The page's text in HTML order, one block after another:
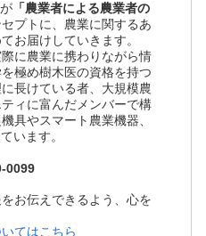
「農業者による農業者の
プトに、農業に関するあ
お届けしていきます。
に農業に携わりながら情
極め樹木医の資格を持つ
長けている者、大規模農
ィに富んだメンバーで構
具やスマート農業機器、
います。
0099
お伝えできるよう、心を
てはこちら